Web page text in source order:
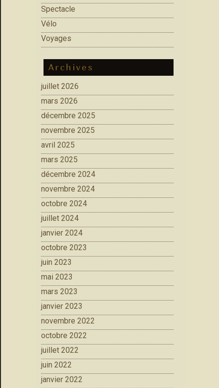
Spectacle
Vélo
Voyages
Archives
juillet 2026
mars 2026
décembre 2025
novembre 2025
avril 2025
mars 2025
décembre 2024
novembre 2024
octobre 2024
juillet 2024
janvier 2024
octobre 2023
juin 2023
mai 2023
mars 2023
janvier 2023
novembre 2022
octobre 2022
juillet 2022
juin 2022
janvier 2022